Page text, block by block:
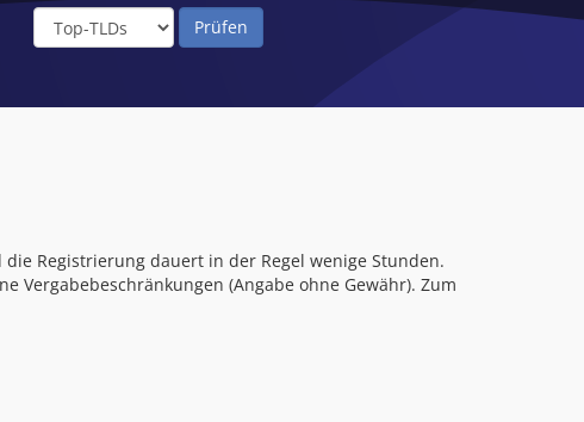
Registrierung dauert in der Regel wenige Stunden.
Vergabebeschränkungen (Angabe ohne Gewähr). Zum